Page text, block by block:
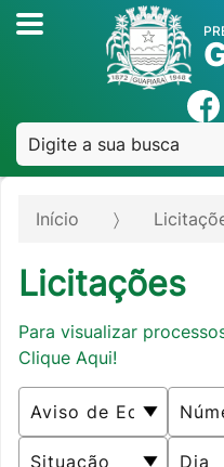
Início
Licitações
Para visualizar
Clique Aqui!